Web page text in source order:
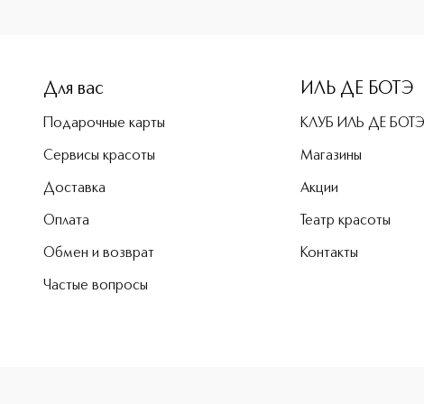
Для вас
Подарочные карты
Сервисы красоты
Доставка
Оплата
Обмен и возврат
Частые вопросы
ИЛЬ ДЕ БОТЭ
КЛУБ ИЛЬ ДЕ БОТЭ
Магазины
Акции
Театр красоты
Контакты